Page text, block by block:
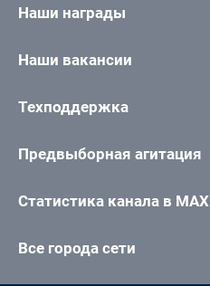
Наши награды
Наши вакансии
Техподдержка
Предвыборная агитация
Статистика канала в MAX
Все города сети